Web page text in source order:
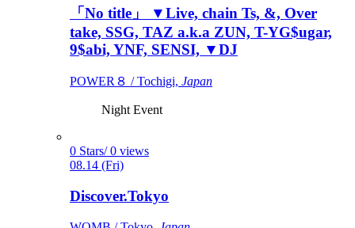
「No title」 ▼Live, chain Ts, &, Over
take, SSG, TAZ a.k.a ZUN, T-YG$ugar,
9$abi, YNF, SENSI, ▼DJ
POWER８ / Tochigi, Japan
Night Event
0 Stars/ 0 views
08.14 (Fri)
Discover.Tokyo